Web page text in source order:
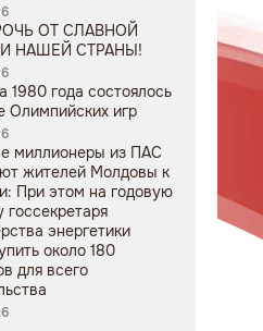
ОТ СЛАВНОЙ
НАШЕЙ СТРАНЫ!
1980 года состоялось
Олимпийских игр
миллионеры из ПАС
жителей Молдовы к
При этом на годовую
госсекретаря
энергетики
около 180
для всего